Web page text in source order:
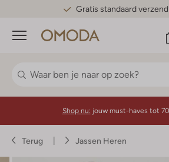
Gratis standaard
Menu
Shop nu: jouw must-haves tot
Terug Jassen Heren